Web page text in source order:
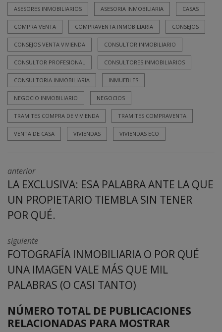
ASESORES INMOBILIARIOS ASESORIA INMOBILIARIA CASAS
COMPRA VENTA COMPRAVENTA INMOBILIARIA CONSEJOS
CONSEJOS VENTA VIVIENDA CONSULTOR INMOBILIARIO
CONSULTOR PROFESIONAL CONSULTORES INMOBILIARIOS
CONSULTORIA INMOBILIARIA INMUEBLES
NEGOCIO INMOBILIARIO NEGOCIOS
TRAMITES COMPRA DE VIVIENDA TRAMITES COMPRAVENTA
VENTA DE CASA VIVIENDAS VIVIENDAS ECO
anterior
LA EXCLUSIVA: ESA PALABRA ANTE LA QUE
UN PROPIETARIO TIEMBLA SIN TENER
POR QUÉ.
siguiente
FOTOGRAFÍA INMOBILIARIA O POR QUÉ
UNA IMAGEN VALE MÁS QUE MIL
PALABRAS (O CASI TANTO)
NÚMERO TOTAL DE PUBLICACIONES
RELACIONADAS PARA MOSTRAR